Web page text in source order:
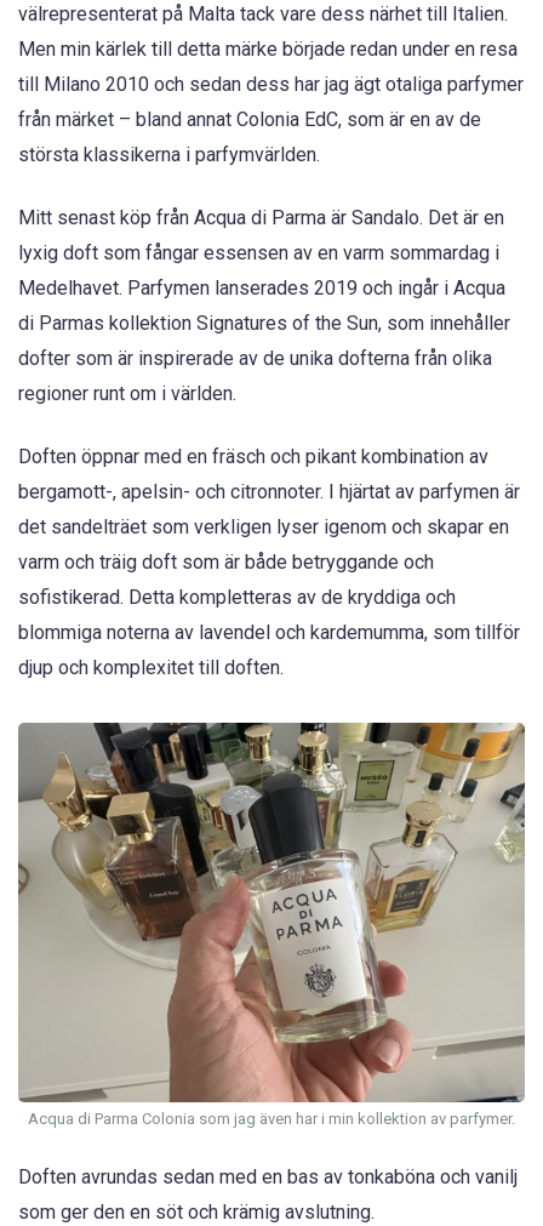
välrepresenterat på Malta tack vare dess närhet till Italien.
Men min kärlek till detta märke började redan under en resa
till Milano 2010 och sedan dess har jag ägt otaliga parfymer
från märket – bland annat Colonia EdC, som är en av de
största klassikerna i parfymvärlden.
Mitt senast köp från Acqua di Parma är Sandalo. Det är en
lyxig doft som fångar essensen av en varm sommardag i
Medelhavet. Parfymen lanserades 2019 och ingår i Acqua
di Parmas kollektion Signatures of the Sun, som innehåller
dofter som är inspirerade av de unika dofterna från olika
regioner runt om i världen.
Doften öppnar med en fräsch och pikant kombination av
bergamott-, apelsin- och citronnoter. I hjärtat av parfymen är
det sandelträet som verkligen lyser igenom och skapar en
varm och träig doft som är både betryggande och
sofistikerad. Detta kompletteras av de kryddiga och
blommiga noterna av lavendel och kardemumma, som tillför
djup och komplexitet till doften.
Acqua di Parma Colonia som jag även har i min kollektion av parfymer.
Doften avrundas sedan med en bas av tonkaböna och vanilj
som ger den en söt och krämig avslutning.